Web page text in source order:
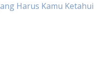
Harus Kamu Ketahui